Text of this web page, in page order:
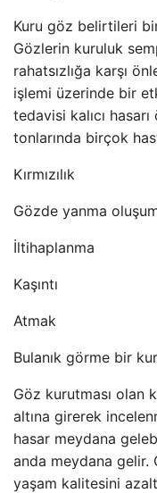
Kuru göz belirtileri
Gözlerin kuruluk
rahatsızlığa karşı
işlemi üzerinde bir
tedavisi kalıcı
tonlarında birçok
Kırmızılık
Gözde yanma
İltihaplanma
Kaşıntı
Atmak
Bulanık görme bir
Göz kurutması olan
altına girerek
hasar meydana
anda meydana gelir.
yaşam kalitesini